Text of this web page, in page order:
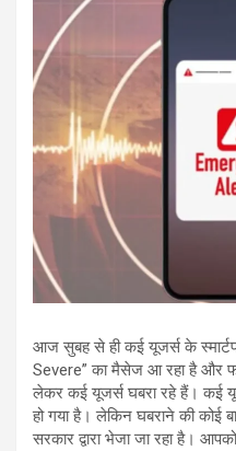
आज सुबह से ही कई यूजर्स के
Severe” का मैसेज आ रहा है और
लेकर कई यूजर्स घबरा रहे हैं। कई
हो गया है। लेकिन घबराने की कोई
सरकार द्वारा भेजा जा रहा है।